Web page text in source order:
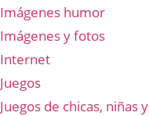
Imágenes humor
Imágenes y fotos
Internet
Juegos
Juegos de chicas, niñas y